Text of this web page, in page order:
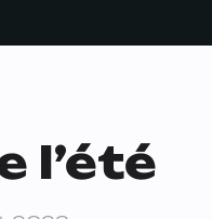
l’été